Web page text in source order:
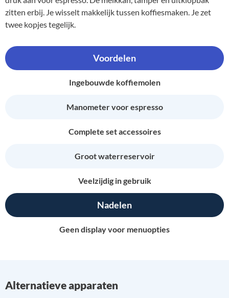
zitten erbij. Je wisselt makkelijk tussen koffiesmaken. Je zet
twee kopjes tegelijk.
Voordelen
Ingebouwde koffiemolen
Manometer voor espresso
Complete set accessoires
Groot waterreservoir
Veelzijdig in gebruik
Nadelen
Geen display voor menuopties
Alternatieve apparaten